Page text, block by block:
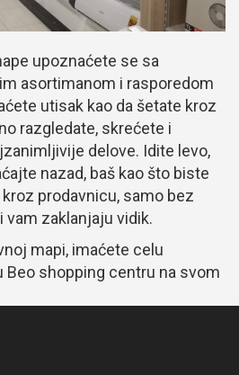
upoznaćete se sa
asortimanom i rasporedom
utisak kao da šetate kroz
razgledate, skrećete i
delove. Idite levo,
nazad, baš kao što biste
prodavnicu, samo bez
zaklanjaju vidik.
mapi, imaćete celu
Beo shopping centru na svom